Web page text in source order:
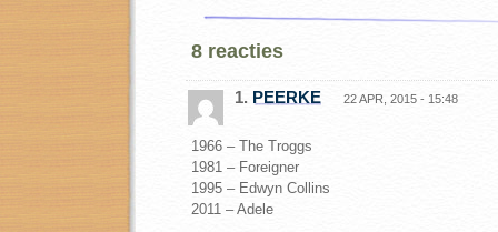
8 reacties
1. PEERKE 22 APR, 2015 - 15:48
1966 – The Troggs
1981 – Foreigner
1995 – Edwyn Collins
2011 – Adele